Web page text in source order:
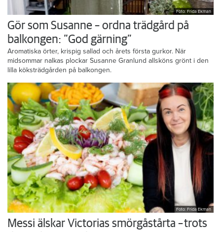
Foto: Frida Ekman
Gör som Susanne – ordna trädgård på
balkongen: ”God gärning”
Aromatiska örter, krispig sallad och årets första gurkor. När
midsommar nalkas plockar Susanne Granlund allsköns grönt i den
lilla köksträdgården på balkongen.
Foto: Frida Ekman
Messi älskar Victorias smörgåstårta – trots